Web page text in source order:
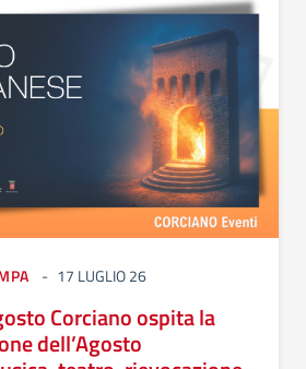
17 LUGLIO 26
Corciano ospita la
dell’Agosto